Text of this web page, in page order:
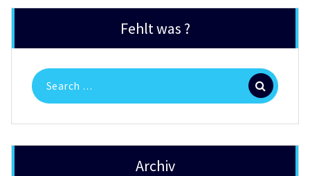
Fehlt was ?
Search
for:
Archiv